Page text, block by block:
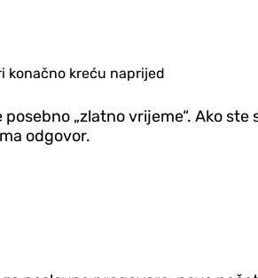
konačno kreću naprijed
„zlatno vrijeme“. Ako
odgovor.